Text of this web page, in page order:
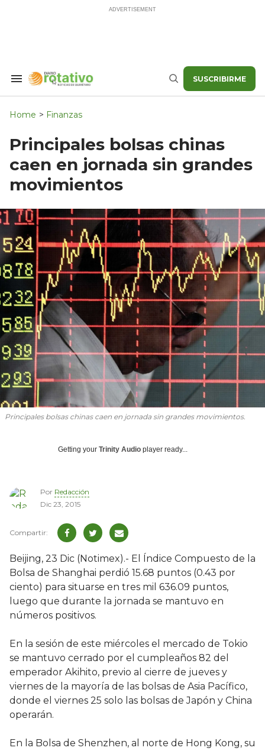
Search
Navigation
Buscar SUSCRIBIRME
Home > Finanzas
Principales bolsas chinas
caen en jornada sin grandes
movimientos
Principales bolsas chinas caen en jornada sin grandes movimientos.
Getting your Trinity Audio player ready...
Por Redacción
Dic 23, 2015
Beijing, 23 Dic (Notimex).- El Índice Compuesto de la
Bolsa de Shanghai perdió 15.68 puntos (0.43 por
ciento) para situarse en tres mil 636.09 puntos,
luego que durante la jornada se mantuvo en
números positivos.
En la sesión de este miércoles el mercado de Tokio
se mantuvo cerrado por el cumpleaños 82 del
emperador Akihito, previo al cierre de jueves y
viernes de la mayoría de las bolsas de Asia Pacífico,
donde el viernes 25 solo las bolsas de Japón y China
operarán.
En la Bolsa de Shenzhen, al norte de Hong Kong, su